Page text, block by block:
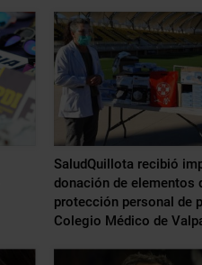
SaludQuillota recibió
donación de elementos
protección personal de
Colegio Médico de